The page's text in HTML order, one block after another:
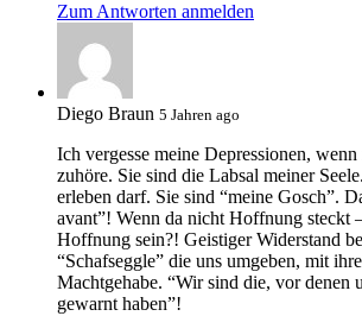
Zum Antworten anmelden
Diego Braun 5 Jahren ago
Ich vergesse meine Depressionen,
zuhöre. Sie sind die Labsal meiner
erleben darf. Sie sind “meine Gosch”.
avant”! Wenn da nicht Hoffnung steckt
Hoffnung sein?! Geistiger Widerstand
“Schafseggle” die uns umgeben, mit
Machtgehabe. “Wir sind die, vor denen
gewarnt haben”!